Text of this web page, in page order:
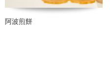
阿波煎餅